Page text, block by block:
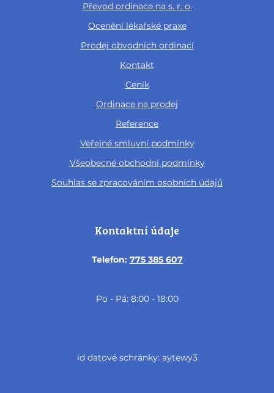
Převod ordinace na s. r. o.
Ocenění lékařské praxe
Prodej obvodních ordinací
Kontakt
Ceník
Ordinace na prodej
Reference
Veřejné smluvní podmínky
Všeobecné obchodní podmínky
Souhlas se zpracováním osobních údajů
Kontaktní údaje
Telefon: 775 385 607
Po - Pá: 8:00 - 18:00
id datové schránky: aytewy3